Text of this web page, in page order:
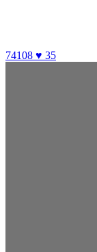
74108 ♥ 35